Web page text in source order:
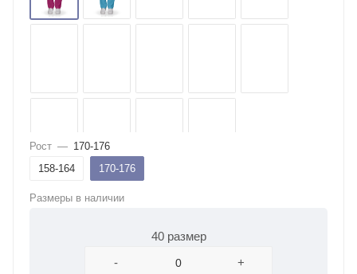
Рост — 170-176
158-164
170-176
Размеры в наличии
40 размер
-
+